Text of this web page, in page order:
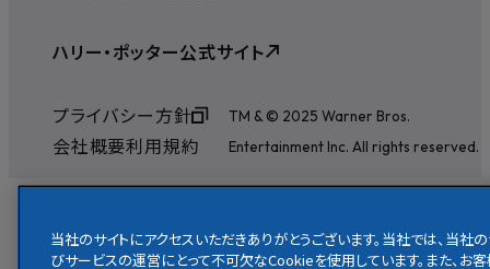
ハリー・ポッター公式サイト
プライバシー方針
会社概要利用規約
TM & © 2025 Warner Bros.
Entertainment Inc. All rights reserved.
当社のサイトにアクセスいただきありがとうございます。当社では、当社の
びサービスの運営にとって不可欠なCookieを使用しています。また、お